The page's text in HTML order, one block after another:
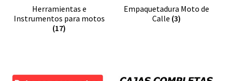
Herramientas e
Instrumentos para motos
(17)
Empaquetadura Moto de
Calle (3)